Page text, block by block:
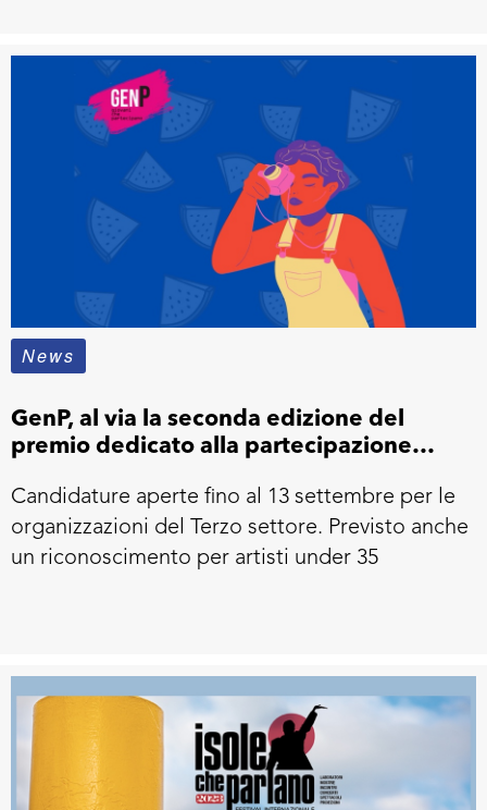
News
GenP, al via la seconda edizione del
premio dedicato alla partecipazione
Candidature aperte fino al 13 settembre per le
organizzazioni del Terzo settore. Previsto anche
un riconoscimento per artisti under 35